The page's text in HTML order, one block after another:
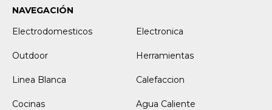
NAVEGACIÓN
Electrodomesticos
Electronica
Outdoor Herramientas
Linea Blanca Calefaccion
Cocinas Agua Caliente